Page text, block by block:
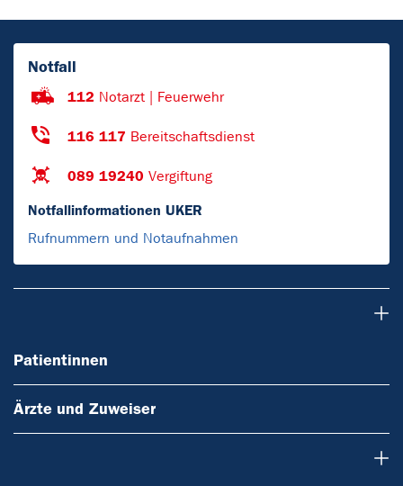
Notfall
112 Notarzt | Feuerwehr
116 117 Bereitschaftsdienst
089 19240 Vergiftung
Notfallinformationen UKER
Rufnummern und Notaufnahmen
Patientinnen
Ärzte und Zuweiser